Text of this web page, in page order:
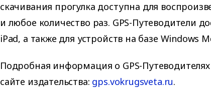
скачивания прогулка доступна для
и любое количество раз. GPS-Путеводители
iPad, а также для устройств на базе Windows
Подробная информация о GPS-Путеводителях
сайте издательства: gps.vokrugsveta.ru.